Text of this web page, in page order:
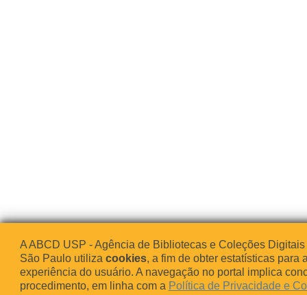
A ABCD USP - Agência de Bibliotecas e Coleções
São Paulo utiliza cookies, a fim de obter estatísticas para
experiência do usuário. A navegação no portal implica
procedimento, em linha com a Política de Privacidade e